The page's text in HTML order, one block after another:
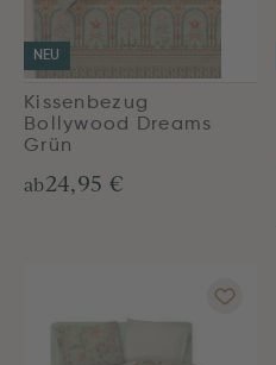
NEU
Kissenbezug
Bollywood Dreams
Grün
ab24,95 €